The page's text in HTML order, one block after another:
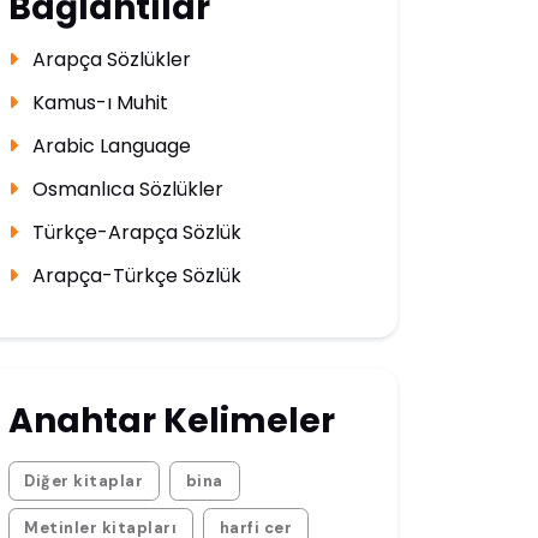
Arapça Sözlükler
Kamus-ı Muhit
Arabic Language
Osmanlıca Sözlükler
Türkçe-Arapça Sözlük
Arapça-Türkçe Sözlük
Anahtar Kelimeler
Diğer kitaplar bina
Metinler kitapları harfi cer